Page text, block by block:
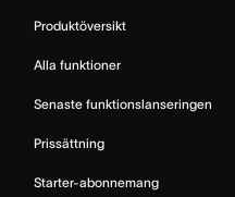
Produktöversikt
Alla funktioner
Senaste funktionslanseringen
Prissättning
Starter-abonnemang